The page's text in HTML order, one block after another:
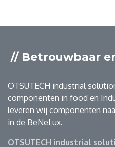
// Betrouwbaar
OTSUTECH industrial
componenten in food en
leveren wij componenten
in de BeNeLux.
OTSUTECH industrial